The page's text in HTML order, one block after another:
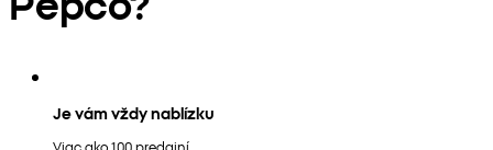
Je vám vždy nablízku
Viac ako 100 predajní.